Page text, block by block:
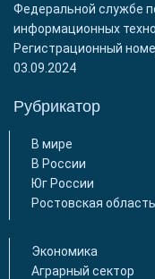
Федеральной службе
информационных
Регистрационный
03.09.2024
Рубрикатор
В мире
В России
Юг России
Ростовская область
Экономика
Аграрный сектор